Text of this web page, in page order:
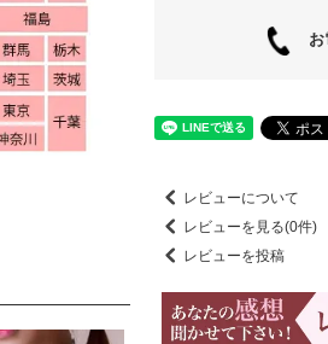
お
レビューについて
レビューを見る(0件)
レビューを投稿